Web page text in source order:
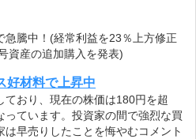
急騰中！(経常利益を23％上方修正
資産の追加購入を発表)
好材料で上昇中
ており、現在の株価は180円を超
っています。投資家の間で強烈な買
早売りしたことを悔やむコメント